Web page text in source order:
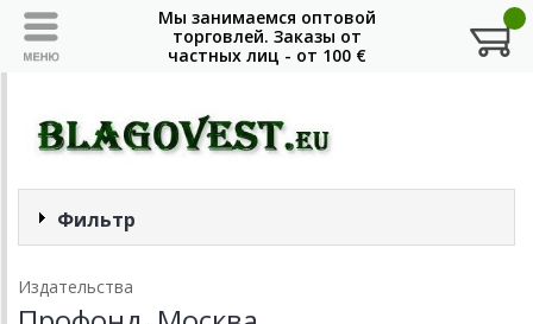
Фильтр
Издательства